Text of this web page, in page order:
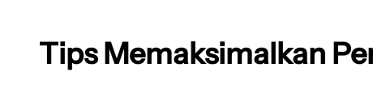
Tips Memaksimalkan